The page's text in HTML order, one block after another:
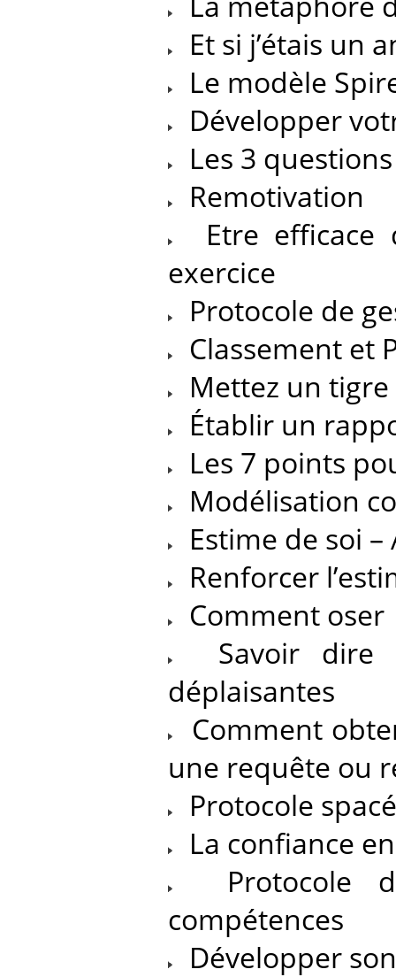
Et si j’étais un
Le modèle
Développer
Les 3 questions
Remotivation
Etre efficace
exercice
Protocole de
Classement et
Mettez un
Établir un
Les 7 points
Modélisation
Estime de soi
Renforcer
Comment oser
Savoir dire
déplaisantes
Comment
une requête ou
Protocole
La confiance
Protocole
compétences
Développer